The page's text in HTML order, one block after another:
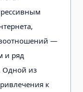
—
и ряд
Одной из
к